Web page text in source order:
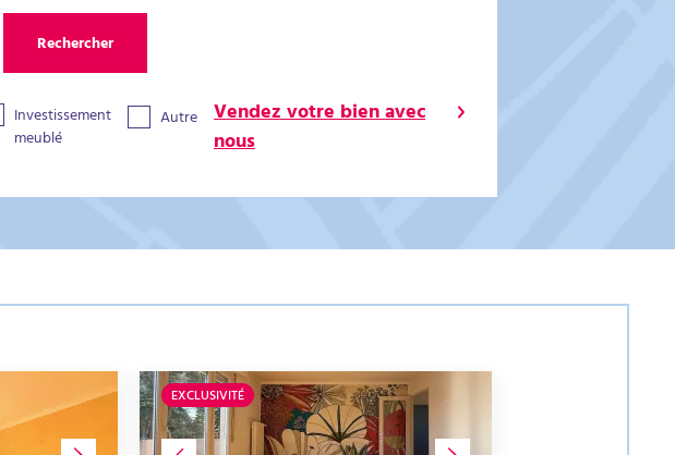
Rechercher
Investissement
meublé
Autre Vendez votre bien avec
nous
EXCLUSIVITÉ